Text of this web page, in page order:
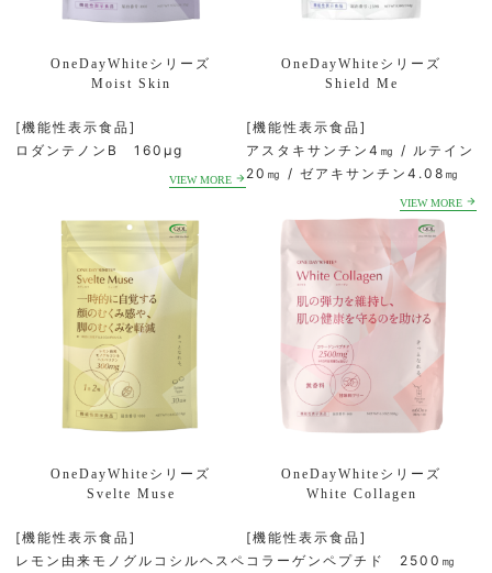
OneDayWhiteシリーズ
Moist Skin
[機能性表示食品]
ロダンテノンB 160μg
OneDayWhiteシリーズ
Shield Me
[機能性表示食品]
アスタキサンチン4㎎ / ルテイン
20㎎ / ゼアキサンチン4.08㎎
OneDayWhiteシリーズ
Svelte Muse
[機能性表示食品]
レモン由来モノグルコシルヘスペ
OneDayWhiteシリーズ
White Collagen
[機能性表示食品]
コラーゲンペプチド 2500㎎